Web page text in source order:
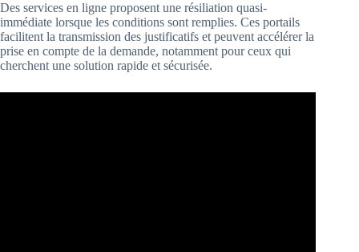
Des services en ligne proposent une résiliation quasi-
immédiate lorsque les conditions sont remplies. Ces portails
facilitent la transmission des justificatifs et peuvent accélérer la
prise en compte de la demande, notamment pour ceux qui
cherchent une solution rapide et sécurisée.